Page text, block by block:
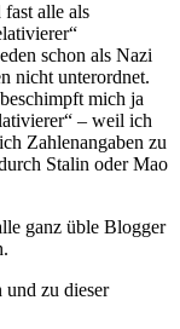
alle als
schon als Nazi
nicht unterordnet.
mich ja
– weil ich
Zahlenangaben zu
Stalin oder Mao
ganz üble Blogger
und zu dieser